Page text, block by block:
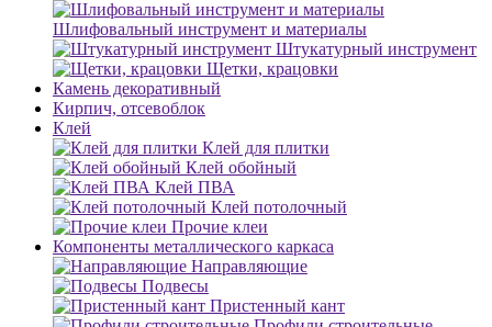
Шлифовальный инструмент и материалы
Штукатурный инструмент
Щетки, крацовки
Камень декоративный
Кирпич, отсевоблок
Клей
Клей для плитки
Клей обойный
Клей ПВА
Клей потолочный
Прочие клеи
Компоненты металлического каркаса
Направляющие
Подвесы
Пристенный кант